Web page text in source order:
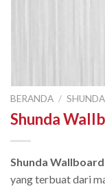
BERANDA /
Shunda
Shunda
yang terbuat dari